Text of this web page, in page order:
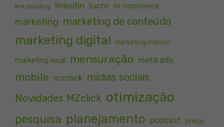
link building linkedin lucro m-commerce
marketing marketing de conteúdo
marketing digital marketing interno
marketing local mensuração meta ads
mobile mzclick mídias sociais
Novidades MZclick otimização
pesquisa planejamento podcast preço